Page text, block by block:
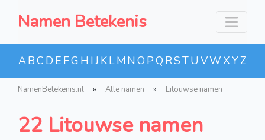
Namen Betekenis
ABC D E FG H IJ KLMNO PQ RSTUVWXYZ
NamenBetekenis.nl » Alle namen » Litouwse namen
22 Litouwse namen